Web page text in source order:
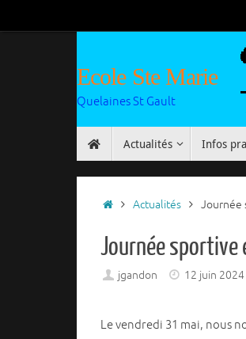
au
Ecole Ste Marie
Quelaines St Gault
Actualités Infos
Accueil
Actualités Journée
Journée sportive
jgandon 12 juin 2024
Le vendredi 31 mai, nous